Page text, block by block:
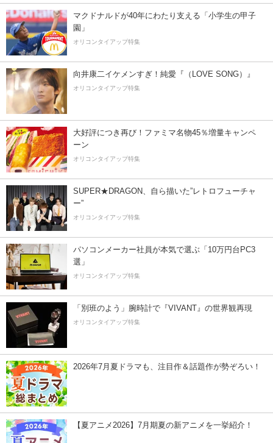
マクドナルドが40年にわたり支える「小学生の甲子
園」
オリコンタイアップ特集
向井康二イケメンすぎ！純愛『（LOVE SONG）』
オリコンタイアップ特集
大好評につき再び！ファミマ名物45％増量キャンペ
ーン
オリコンタイアップ特集
SUPER★DRAGON、自ら描いた”レトロフューチャ
ー”
オリコンタイアップ特集
パソコンメーカー社員が本気で選ぶ「10万円台PC3
選」
オリコンタイアップ特集
「別班のよう」腕時計で『VIVANT』の世界観再現
オリコンタイアップ特集
2026年7月夏ドラマも、注目作＆話題作が勢ぞろい！
【夏アニメ2026】7月期夏の新アニメを一挙紹介！